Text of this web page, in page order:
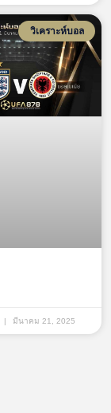
วิเคราะห์บอล
มีนาคม 21, 2025